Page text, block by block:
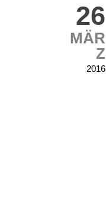
26
MÄR
Z
2016